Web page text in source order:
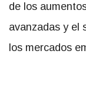
de los
avanzadas y el
los mercados